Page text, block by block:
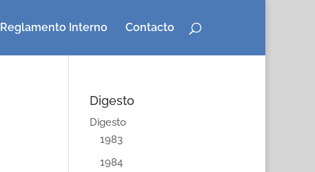
Reglamento Interno Contacto
Digesto
Digesto
1983
1984